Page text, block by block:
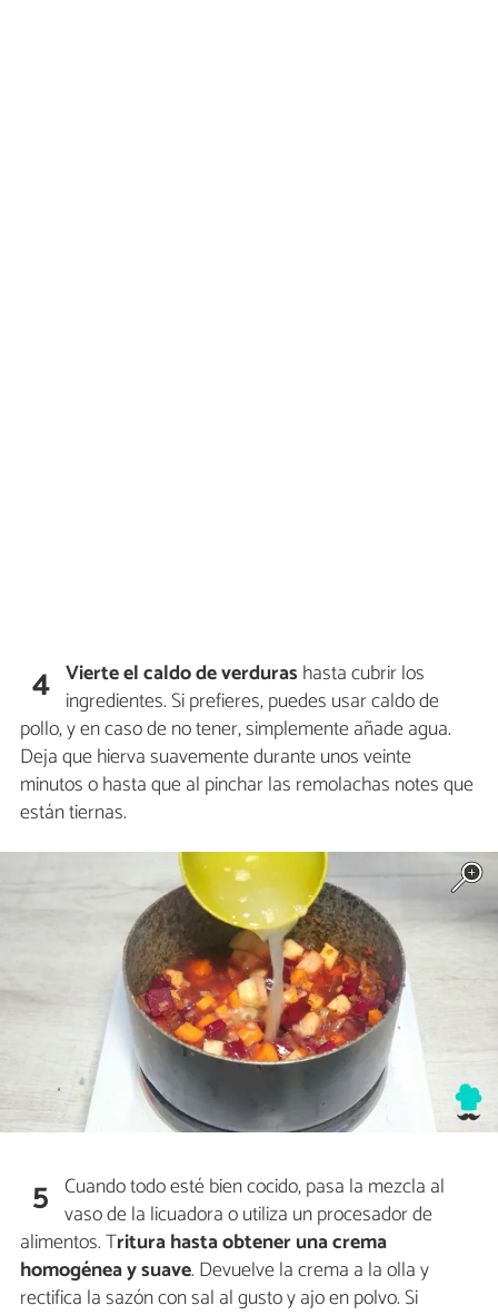
4 Vierte el caldo de verduras hasta cubrir los
ingredientes. Si prefieres, puedes usar caldo de
pollo, y en caso de no tener, simplemente añade agua.
Deja que hierva suavemente durante unos veinte
minutos o hasta que al pinchar las remolachas notes que
están tiernas.
5 Cuando todo esté bien cocido, pasa la mezcla al
vaso de la licuadora o utiliza un procesador de
alimentos. Tritura hasta obtener una crema
homogénea y suave. Devuelve la crema a la olla y
rectifica la sazón con sal al gusto y ajo en polvo. Si